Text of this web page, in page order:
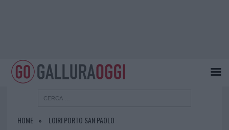
HOME LOIRI PORTO SAN PAOLO